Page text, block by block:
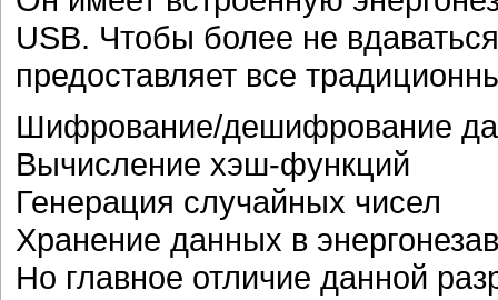
USB. Чтобы более не
предоставляет все
Шифрование/дешифрование
Вычисление хэш-функций
Генерация случайных чисел
Хранение данных в
Но главное отличие данной